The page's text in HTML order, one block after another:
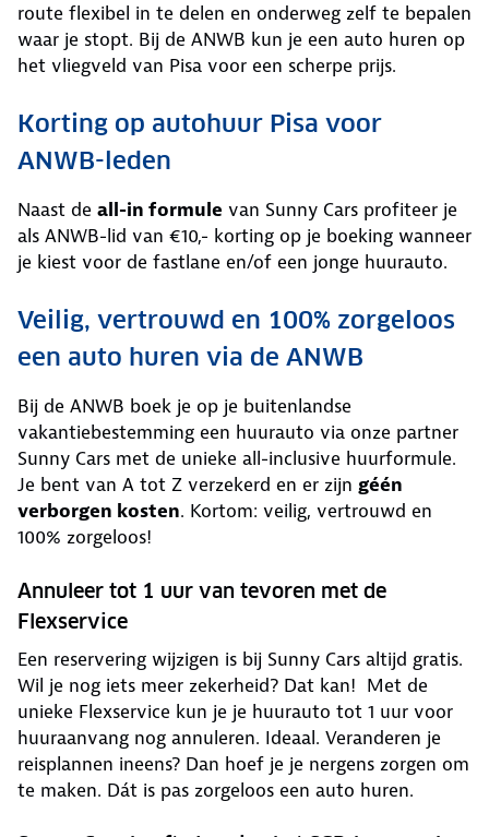
route flexibel in te delen en onderweg zelf te bepalen
waar je stopt. Bij de ANWB kun je een auto huren op
het vliegveld van Pisa voor een scherpe prijs.
Korting op autohuur Pisa voor
ANWB-leden
Naast de all-in formule van Sunny Cars profiteer je
als ANWB-lid van €10,- korting op je boeking wanneer
je kiest voor de fastlane en/of een jonge huurauto.
Veilig, vertrouwd en 100% zorgeloos
een auto huren via de ANWB
Bij de ANWB boek je op je buitenlandse
vakantiebestemming een huurauto via onze partner
Sunny Cars met de unieke all-inclusive huurformule.
Je bent van A tot Z verzekerd en er zijn géén
verborgen kosten. Kortom: veilig, vertrouwd en
100% zorgeloos!
Annuleer tot 1 uur van tevoren met de
Flexservice
Een reservering wijzigen is bij Sunny Cars altijd gratis.
Wil je nog iets meer zekerheid? Dat kan! Met de
unieke Flexservice kun je je huurauto tot 1 uur voor
huuraanvang nog annuleren. Ideaal. Veranderen je
reisplannen ineens? Dan hoef je je nergens zorgen om
te maken. Dát is pas zorgeloos een auto huren.